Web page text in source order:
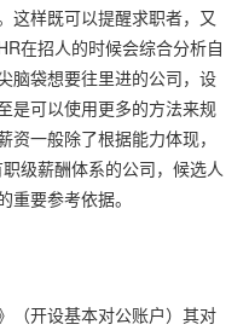
这样既可以提醒求职者，又
在招人的时候会综合分析自
脑袋想要往里进的公司，设
是可以使用更多的方法来规
一般除了根据能力体现，
级薪酬体系的公司，候选人
要参考依据。
（开设基本对公账户）其对